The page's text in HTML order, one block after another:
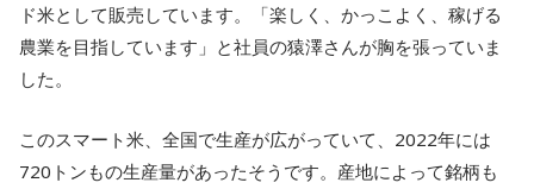
ド米として販売しています。「楽しく、かっこよく、稼げる
農業を目指しています」と社員の猿澤さんが胸を張っていま
した。
このスマート米、全国で生産が広がっていて、2022年には
720トンもの生産量があったそうです。産地によって銘柄も